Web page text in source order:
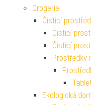
Drogerie
Čisticí
Čisticí
Čisticí
Prostředky
Ekologická